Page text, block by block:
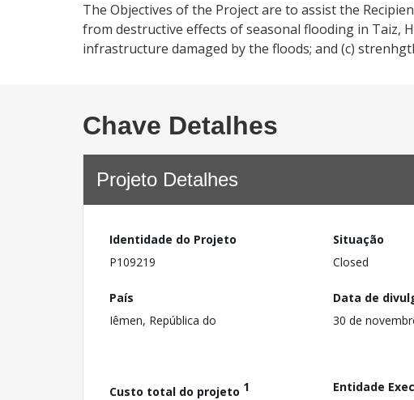
The Objectives of the Project are to assist the
from destructive effects of seasonal flooding in Taiz,
infrastructure damaged by the floods; and (c)
Chave Detalhes
Projeto Detalhes
Identidade do Projeto
P109219
Situação
Closed
País
Iêmen, República do
Data de
30 de
Custo total do projeto 1
Entidade